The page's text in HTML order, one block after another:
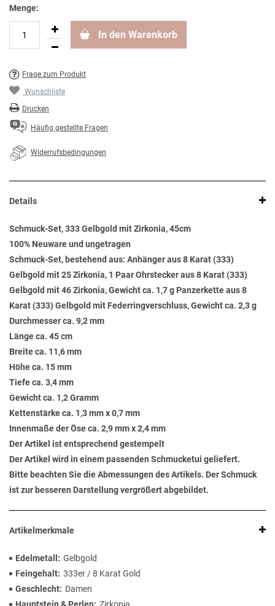
Menge:
In den Warenkorb
Frage zum Produkt
Wunschliste
Drucken
Häufig gestellte Fragen
Widerrufsbedingungen
Details
Schmuck-Set, 333 Gelbgold mit Zirkonia, 45cm
100% Neuware und ungetragen
Schmuck-Set, bestehend aus: Anhänger aus 8 Karat (333)
Gelbgold mit 25 Zirkonia, 1 Paar Ohrstecker aus 8 Karat (333)
Gelbgold mit 46 Zirkonia, Gewicht ca. 1,7 g Panzerkette aus 8
Karat (333) Gelbgold mit Federringverschluss, Gewicht ca. 2,3 g
Durchmesser ca. 9,2 mm
Länge ca. 45 cm
Breite ca. 11,6 mm
Höhe ca. 15 mm
Tiefe ca. 3,4 mm
Gewicht ca. 1,2 Gramm
Kettenstärke ca. 1,3 mm x 0,7 mm
Innenmaße der Öse ca. 2,9 mm x 2,4 mm
Der Artikel ist entsprechend gestempelt
Der Artikel wird in einem passenden Schmucketui geliefert.
Bitte beachten Sie die Abmessungen des Artikels. Der Schmuck
ist zur besseren Darstellung vergrößert abgebildet.
Artikelmerkmale
Edelmetall
Gelbgold
Feingehalt 333er / 8 Karat Gold
Geschlecht
Damen